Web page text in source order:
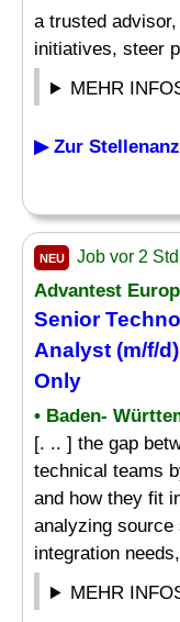
a trusted
initiatives, steer
MEHR
▶ Zur
NEU Job vor 2
Advantest
Senior
Analyst (m/f/
Only
• Baden-
[. .. ] the gap
technical teams
and how they fit
analyzing
integration
MEHR